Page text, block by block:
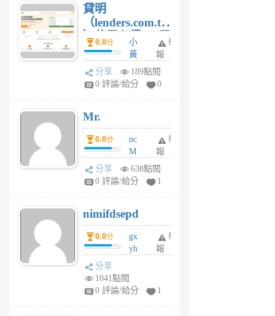
貸明
（lenders.com.tw
）使用心得 — 民
間貸款比較平台
體驗
0.0分
小
黃
蜂
1
舉
報
分享
189點閱
0 評論/給分
0
Mr.
0.0分
nc
M
U
F
U
5
個
月
舉
報
分享
638點閱
0 評論/給分
1
nimifdsepd
0.0分
gx
yh
jl
舉
報
分享
1041點閱
0 評論/給分
1